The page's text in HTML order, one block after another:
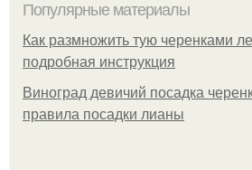
Популярные материалы
Как размножить тую черенками
подробная инструкция
Виноград девичий посадка
правила посадки лианы